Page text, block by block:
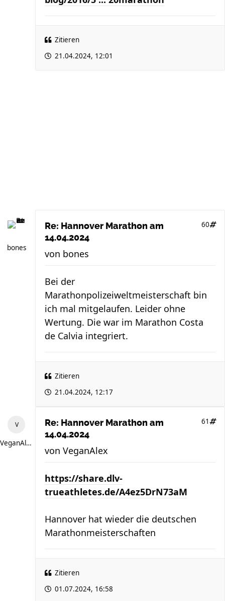
Zitieren
21.04.2024, 12:01
bones
Re: Hannover Marathon am
14.04.2024
60
von bones
Bei der
Marathonpolizeiweltmeisterschaft bin
ich mal mitgelaufen. Leider ohne
Wertung. Die war im Marathon Costa
de Calvia integriert.
Zitieren
21.04.2024, 12:17
VeganAlex
Re: Hannover Marathon am
14.04.2024
61
von VeganAlex
https://share.dlv-
trueathletes.de/A4ez5DrN73aM
Hannover hat wieder die deutschen
Marathonmeisterschaften
Zitieren
01.07.2024, 16:58